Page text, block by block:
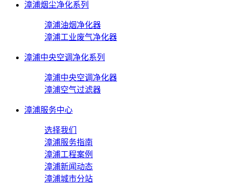
漳浦烟尘净化系列
漳浦油烟净化器
漳浦工业废气净化器
漳浦中央空调净化系列
漳浦中央空调净化器
漳浦空气过滤器
漳浦服务中心
选择我们
漳浦服务指南
漳浦工程案例
漳浦新闻动态
漳浦城市分站